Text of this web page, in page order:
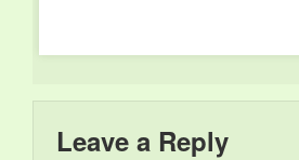
Leave a Reply